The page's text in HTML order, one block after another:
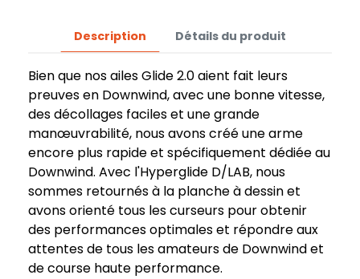
Description Détails du produit
Bien que nos ailes Glide 2.0 aient fait leurs
preuves en Downwind, avec une bonne vitesse,
des décollages faciles et une grande
manœuvrabilité, nous avons créé une arme
encore plus rapide et spécifiquement dédiée au
Downwind. Avec l'Hyperglide D/LAB, nous
sommes retournés à la planche à dessin et
avons orienté tous les curseurs pour obtenir
des performances optimales et répondre aux
attentes de tous les amateurs de Downwind et
de course haute performance.